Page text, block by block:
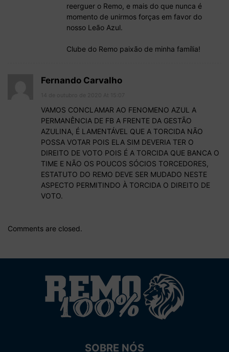
reerguer o Remo, e mais do que nunca é
momento de unirmos forças em favor do
nosso Leão Azul.
Clube do Remo paixão de minha família!
Fernando Carvalho
VAMOS CONCLAMAR AO FENOMENO AZUL A
PERMANÊNCIA DE FB A FRENTE DA GESTÃO
AZULINA, É LAMENTÁVEL QUE A TORCIDA NÃO
POSSA VOTAR POIS ELA SIM DEVERIA TER O
DIREITO DE VOTO POIS É A TORCIDA QUE BANCA O
TIME E NÃO OS POUCOS SÓCIOS TORCEDORES,
ESTATUTO DO REMO DEVE SER MUDADO NESTE
ASPECTO PERMITINDO À TORCIDA O DIREITO DE
VOTO.
Comments are closed.
SOBRE NÓS